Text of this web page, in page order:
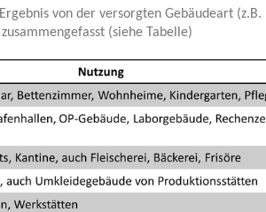
von der versorgten Gebäudeart
(siehe Tabelle)